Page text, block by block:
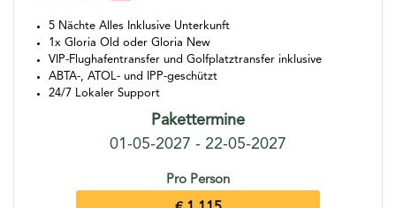
5 Nächte Alles Inklusive Unterkunft
1x Gloria Old oder Gloria New
VIP-Flughafentransfer und Golfplatztransfer inklusive
ABTA-, ATOL- und IPP-geschützt
24/7 Lokaler Support
Pakettermine
01-05-2027 - 22-05-2027
Pro Person